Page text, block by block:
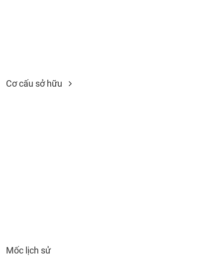
Cơ cấu sở hữu
Mốc lịch sử
CHÍNH
THÔNG